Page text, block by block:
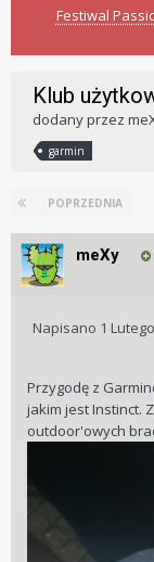
Festiwal
Klub
dodany przez
garmin
POPRZEDNIA
meXy
Napisano 1
Przygodę z
jakim jest Instinct.
outdoor'owych